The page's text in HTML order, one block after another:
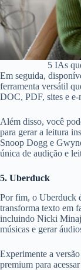
5 IAs
Em seguida,
ferramenta versátil
DOC, PDF, sites e e-
Além disso, você
para gerar a leitura
Snoop Dogg e
única de audição e
5. Uberduck
Por fim, o Uberduck
transforma texto em
incluindo Nicki
músicas e gerar
Experimente a
premium para